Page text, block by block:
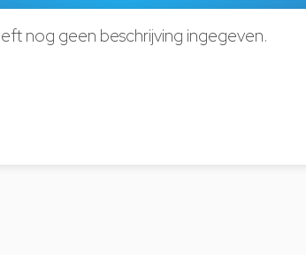
nog geen beschrijving ingegeven.